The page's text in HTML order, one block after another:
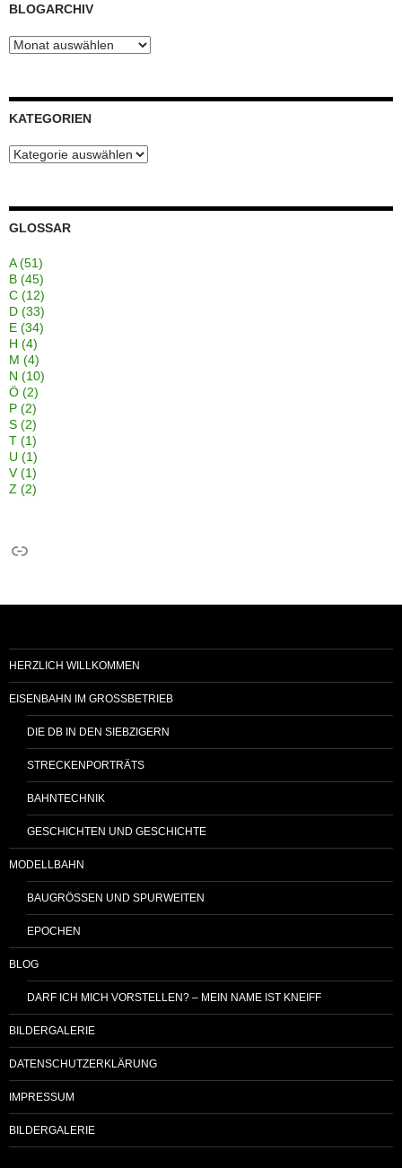
BLOGARCHIV
Blogarchiv
KATEGORIEN
Kategorien
GLOSSAR
A(51)
B (45)
C (12)
D (33)
E (34)
H (4)
M (4)
N (10)
Ö (2)
P (2)
S (2)
T (1)
U (1)
V(1)
Z (2)
Link
HERZLICH WILLKOMMEN
EISENBAHN IM GROSSBETRIEB
DIE DB IN DEN SIEBZIGERN
STRECKENPORTRÄTS
BAHNTECHNIK
GESCHICHTEN UND GESCHICHTE
MODELLBAHN
BAUGRÖSSEN UND SPURWEITEN
EPOCHEN
BLOG
DARF ICH MICH VORSTELLEN? – MEIN NAME IST KNEIFF
BILDERGALERIE
DATENSCHUTZERKLÄRUNG
IMPRESSUM
BILDERGALERIE